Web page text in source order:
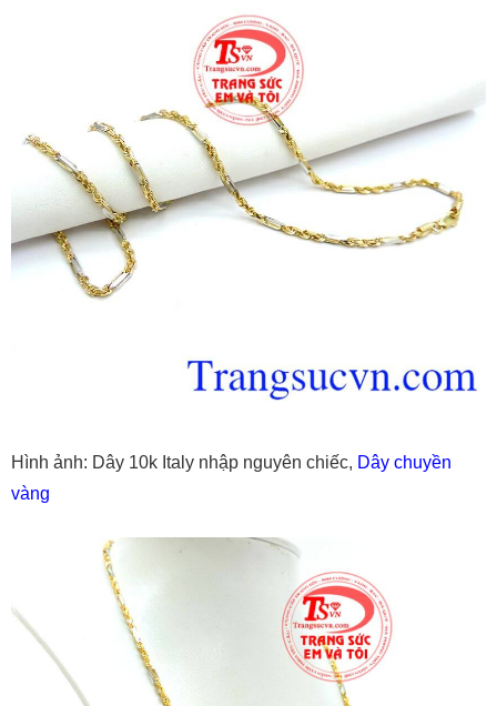
Hình ảnh: Dây 10k Italy nhập nguyên chiếc, Dây chuyền
vàng